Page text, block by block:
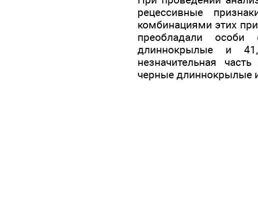
рецессивные
комбинациями этих
преобладали
длиннокрылые и
незначительная
черные длиннокрылые